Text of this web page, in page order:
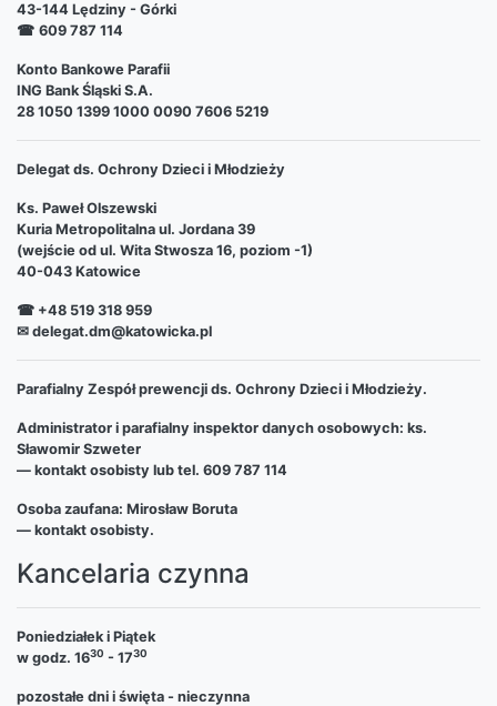
43-144 Lędziny - Górki
☎ 609 787 114
Konto Bankowe Parafii
ING Bank Śląski S.A.
28 1050 1399 1000 0090 7606 5219
Delegat ds. Ochrony Dzieci i Młodzieży
Ks. Paweł Olszewski
Kuria Metropolitalna ul. Jordana 39
(wejście od ul. Wita Stwosza 16, poziom -1)
40-043 Katowice
☎ +48 519 318 959
✉ delegat.dm@katowicka.pl
Parafialny Zespół prewencji ds. Ochrony Dzieci i Młodzieży.
Administrator i parafialny inspektor danych osobowych: ks.
Sławomir Szweter
— kontakt osobisty lub tel. 609 787 114
Osoba zaufana: Mirosław Boruta
— kontakt osobisty.
Kancelaria czynna
Poniedziałek i Piątek
w godz. 1630 - 1730
pozostałe dni i święta - nieczynna